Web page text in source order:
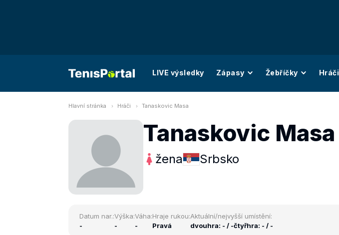
LIVE výsledky Zápasy Žebříčky Hráči
Hlavní stránka Hráči Tanaskovic Masa
Tanaskovic Masa
žena Srbsko
Datum nar.:
-
Výška:
-
Váha:
-
Hraje rukou:
Pravá
Aktuální/nejvyšší umístění:
dvouhra: - / -čtyřhra: - / -